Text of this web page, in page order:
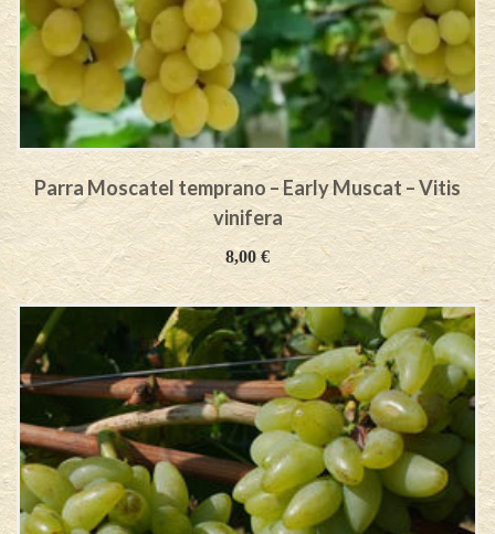
Parra Moscatel temprano – Early Muscat – Vitis
vinifera
8,00€